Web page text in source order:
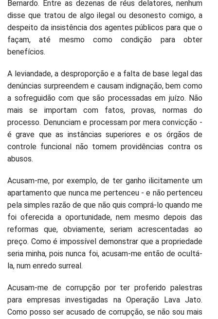
Bernardo. Entre as dezenas de réus delatores, nenhum
disse que tratou de algo ilegal ou desonesto comigo, a
despeito da insistência dos agentes públicos para que o
façam, até mesmo como condição para obter
benefícios.
A leviandade, a desproporção e a falta de base legal das
denúncias surpreendem e causam indignação, bem como
a sofreguidão com que são processadas em juízo. Não
mais se importam com fatos, provas, normas do
processo. Denunciam e processam por mera convicção -
é grave que as instâncias superiores e os órgãos de
controle funcional não tomem providências contra os
abusos.
Acusam-me, por exemplo, de ter ganho ilicitamente um
apartamento que nunca me pertenceu - e não pertenceu
pela simples razão de que não quis comprá-lo quando me
foi oferecida a oportunidade, nem mesmo depois das
reformas que, obviamente, seriam acrescentadas ao
preço. Como é impossível demonstrar que a propriedade
seria minha, pois nunca foi, acusam-me então de ocultá-
la, num enredo surreal.
Acusam-me de corrupção por ter proferido palestras
para empresas investigadas na Operação Lava Jato.
Como posso ser acusado de corrupção, se não sou mais